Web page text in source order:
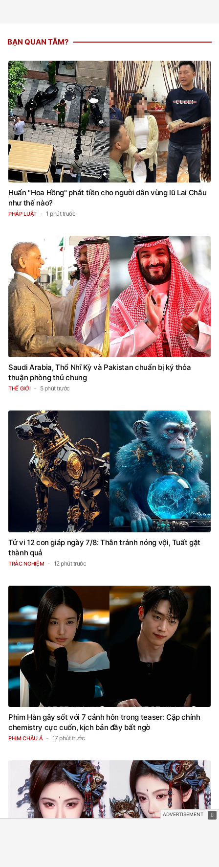
BẠN QUAN TÂM?
Huấn "Hoa Hồng" phát tiền cho người dân vùng lũ Lai Châu
như thế nào?
PHÁP LUẬT 1 phút trước
Saudi Arabia, Thổ Nhĩ Kỳ và Pakistan chuẩn bị ký thỏa
thuận phòng thủ chung
THẾ GIỚI 5 phút trước
Tử vi 12 con giáp ngày 7/8: Thân tránh nóng vội, Tuất gặt
thành quả
TRẮC NGHIỆM 12 phút trước
Phim Hàn gây sốt với 7 cảnh hôn trong teaser: Cặp chính
chemistry cực cuốn, kịch bản đầy bất ngờ
PHIM CHÂU Á 17 phút trước